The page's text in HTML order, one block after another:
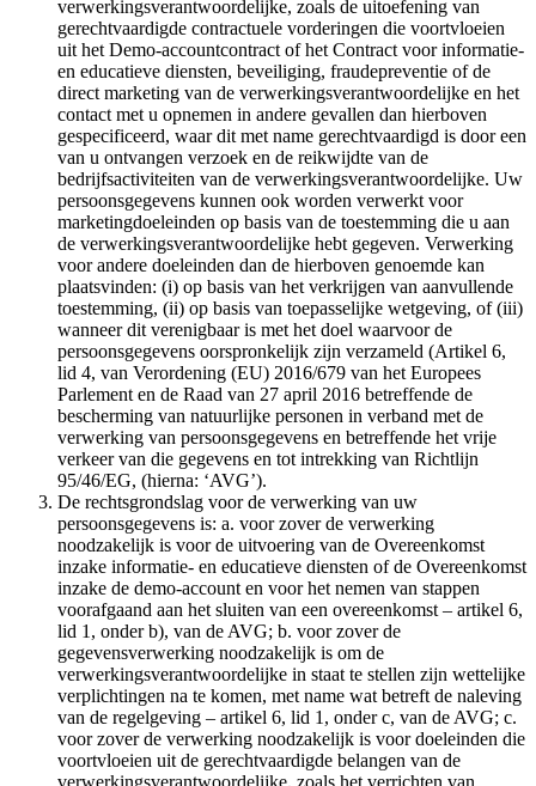
verwerkingsverantwoordelijke, zoals de uitoefening van
gerechtvaardigde contractuele vorderingen die voortvloeien
uit het Demo-accountcontract of het Contract voor informatie-
en educatieve diensten, beveiliging, fraudepreventie of de
direct marketing van de verwerkingsverantwoordelijke en het
contact met u opnemen in andere gevallen dan hierboven
gespecificeerd, waar dit met name gerechtvaardigd is door een
van u ontvangen verzoek en de reikwijdte van de
bedrijfsactiviteiten van de verwerkingsverantwoordelijke. Uw
persoonsgegevens kunnen ook worden verwerkt voor
marketingdoeleinden op basis van de toestemming die u aan
de verwerkingsverantwoordelijke hebt gegeven. Verwerking
voor andere doeleinden dan de hierboven genoemde kan
plaatsvinden: (i) op basis van het verkrijgen van aanvullende
toestemming, (ii) op basis van toepasselijke wetgeving, of (iii)
wanneer dit verenigbaar is met het doel waarvoor de
persoonsgegevens oorspronkelijk zijn verzameld (Artikel 6,
lid 4, van Verordening (EU) 2016/679 van het Europees
Parlement en de Raad van 27 april 2016 betreffende de
bescherming van natuurlijke personen in verband met de
verwerking van persoonsgegevens en betreffende het vrije
verkeer van die gegevens en tot intrekking van Richtlijn
95/46/EG, (hierna: ‘AVG’).
De rechtsgrondslag voor de verwerking van uw
persoonsgegevens is: a. voor zover de verwerking
noodzakelijk is voor de uitvoering van de Overeenkomst
inzake informatie- en educatieve diensten of de Overeenkomst
inzake de demo-account en voor het nemen van stappen
voorafgaand aan het sluiten van een overeenkomst – artikel 6,
lid 1, onder b), van de AVG; b. voor zover de
gegevensverwerking noodzakelijk is om de
verwerkingsverantwoordelijke in staat te stellen zijn wettelijke
verplichtingen na te komen, met name wat betreft de naleving
van de regelgeving – artikel 6, lid 1, onder c, van de AVG; c.
voor zover de verwerking noodzakelijk is voor doeleinden die
voortvloeien uit de gerechtvaardigde belangen van de
verwerkingsverantwoordelijke, zoals het verrichten van